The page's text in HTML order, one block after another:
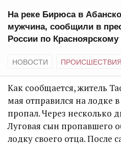
На реке Бирюса в
мужчина, сообщили в
России по
НОВОСТИ ПРОИСШЕСТВИЯ
Как сообщается, житель
мая отправился на лодке
пропал. Через несколько
Луговая сын пропавшего
лодку своего отца. После